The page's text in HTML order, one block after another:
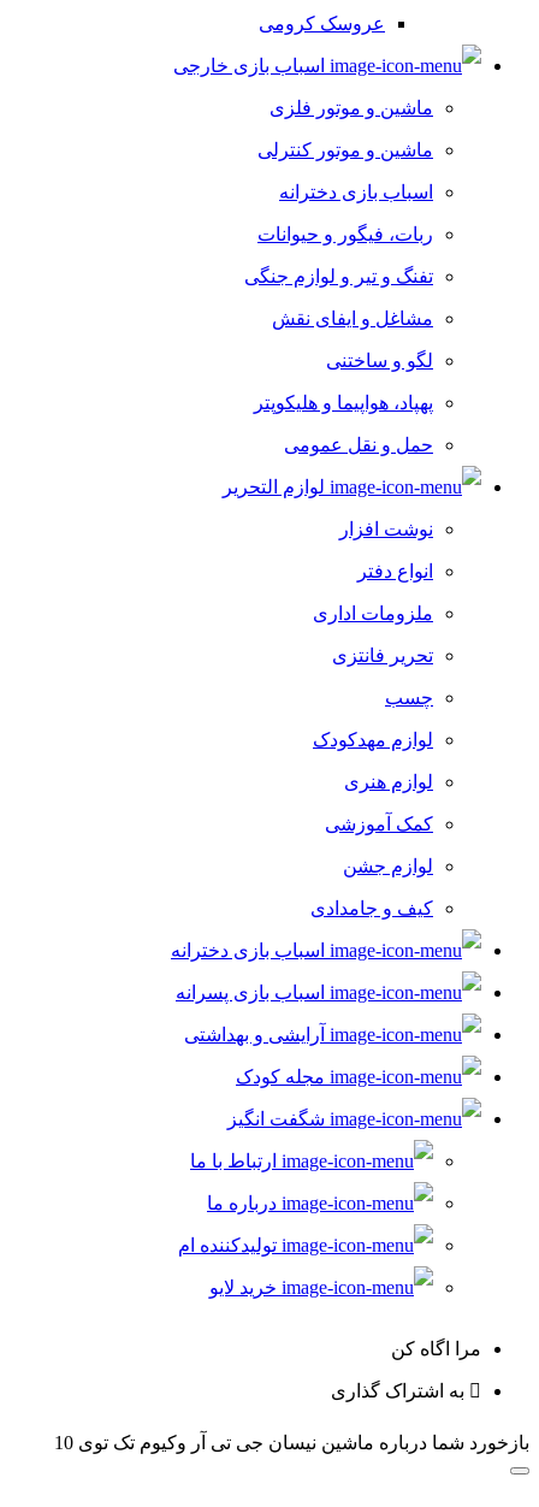
عروسک کرومی
اسباب بازی خارجی
ماشین و موتور فلزی
ماشین و موتور کنترلی
اسباب بازی دخترانه
ربات، فیگور و حیوانات
تفنگ و تیر و لوازم جنگی
مشاغل و ایفای نقش
لگو و ساختنی
پهپاد، هواپیما و هلیکوپتر
حمل و نقل عمومی
لوازم التحریر
نوشت افزار
انواع دفتر
ملزومات اداری
تحریر فانتزی
چسب
لوازم مهدکودک
لوازم هنری
کمک آموزشی
لوازم جشن
کیف و جامدادی
اسباب بازی دخترانه
اسباب بازی پسرانه
آرایشی و بهداشتی
مجله کودک
شگفت انگیز
ارتباط با ما
درباره ما
تولیدکننده ام
خرید لایو
مرا اگاه کن
به اشتراک گذاری
بازخورد شما درباره ماشین نیسان جی تی آر وکیوم تک توی 10